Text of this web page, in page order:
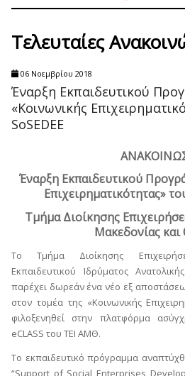
Τελευταίες
06 Νοεμβρίου 2018
Έναρξη Εκπαιδευτικού
«Κοινωνικής
SoSEDEE
Έναρξη Εκπαιδευτικού
Επιχειρηματικότητας»
Τμήμα Διοίκησης
Μακεδονίας
To Τμήμα Διοίκησης
Εκπαιδευτικού Ιδρύματος
παρέχει δωρεάν ένα νέο εξ
στον τομέα της «Κοινωνικής
φιλοξενηθεί στην πλατφόρμα
eCLASS του ΤΕΙ ΑΜΘ.
Το εκπαιδευτικό πρόγραμμα
“Support of Social Enterprises